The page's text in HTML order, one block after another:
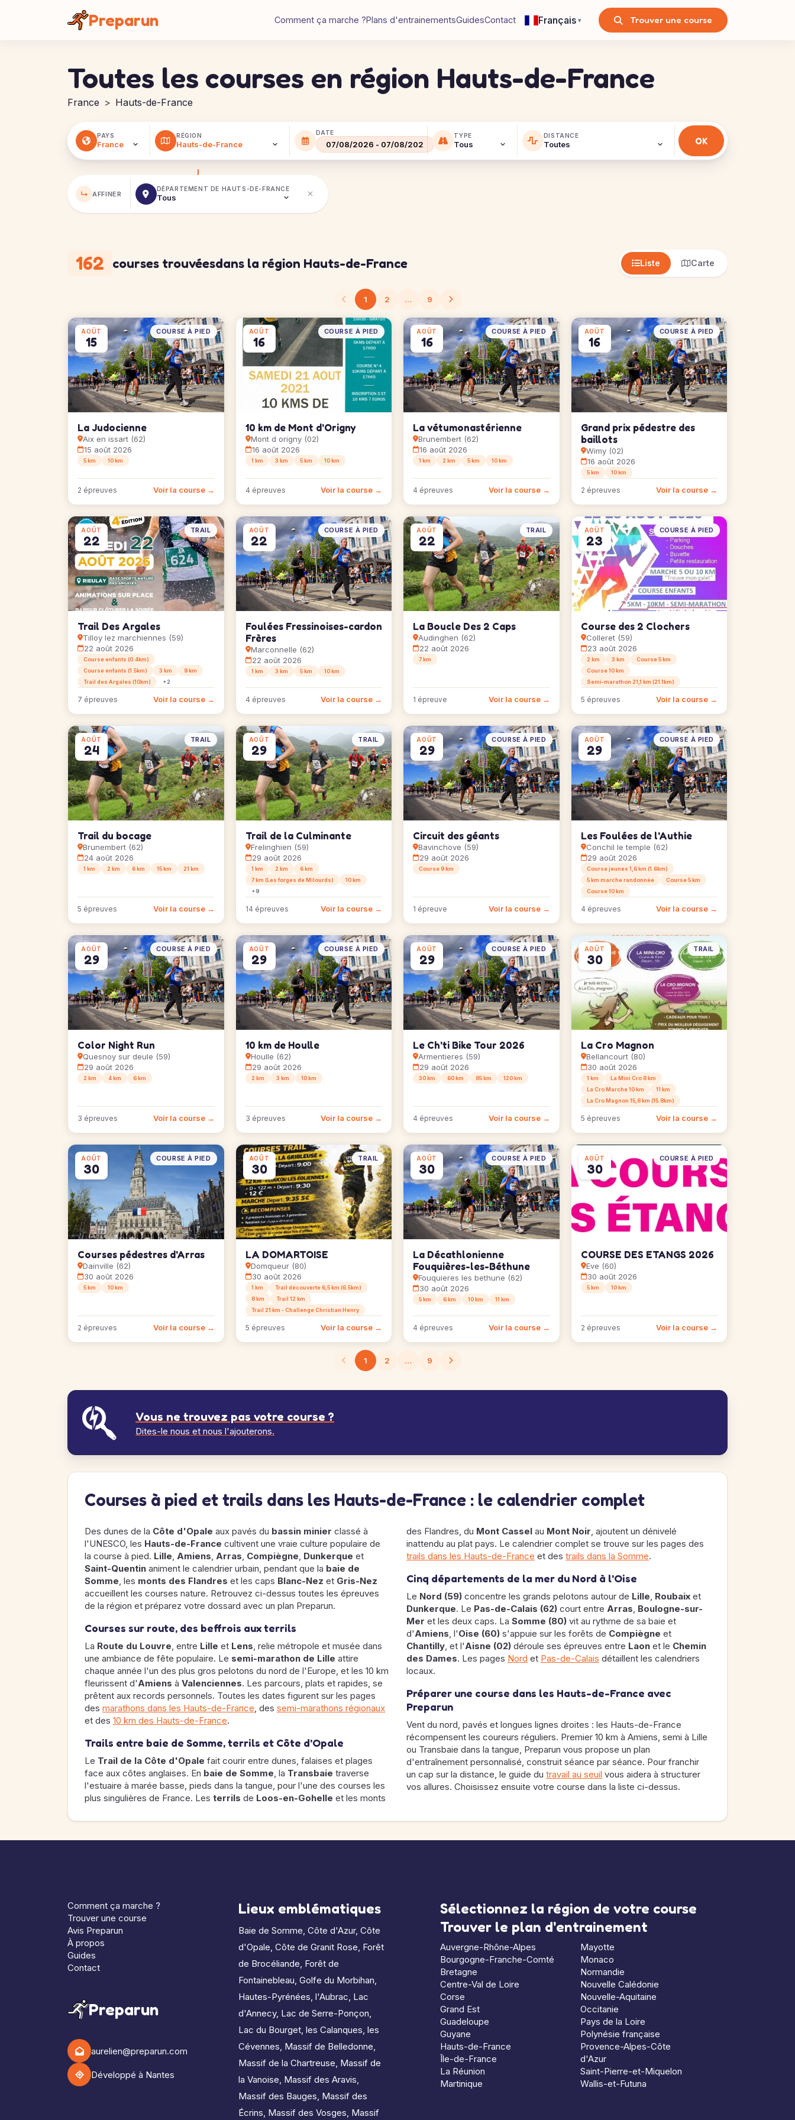
Preparun Comment ça marche ?Plans d'entrainementsGuidesContact Français ▾ Trouver une course
Toutes les courses en région Hauts-de-France
France Hauts-de-France
PAYS RÉGION DATE TYPE DISTANCE
↳ AFFINER
DÉPARTEMENT DE HAUTS-DE-FRANCE
162 courses trouvéesdans la région Hauts-de-France Liste Carte
1 2 … 9
AOÛT
15
COURSE À PIED
La Judocienne
Aix en issart (62)
15 août 2026
5 km 10 km
2 épreuves Voir la course →
AOÛT
16
COURSE À PIED
10 km de Mont d'Origny
Mont d origny (02)
16 août 2026
1 km 3 km 5 km 10 km
4 épreuves Voir la course →
AOÛT
16
COURSE À PIED
La vétumonastérienne
Brunembert (62)
16 août 2026
1 km 2 km 5 km 10 km
4 épreuves Voir la course →
AOÛT
16
COURSE À PIED
Grand prix pédestre des
baillots
Wimy (02)
16 août 2026
5 km 10 km
2 épreuves Voir la course →
AOÛT
22
TRAIL
Trail Des Argales
Tilloy lez marchiennes (59)
22 août 2026
Course enfants (0.4km)
Course enfants (1.5km)
3 km
9 km
Trail des Argales (10km)
+2
7 épreuves Voir la course →
AOÛT
22
COURSE À PIED
Foulées Fressinoises-cardon
Frères
Marconnelle (62)
22 août 2026
1 km 3 km 5 km 10 km
4 épreuves Voir la course →
AOÛT
22
TRAIL
La Boucle Des 2 Caps
Audinghen (62)
22 août 2026
7 km
1 épreuve Voir la course →
AOÛT
23
COURSE À PIED
Course des 2 Clochers
Colleret (59)
23 août 2026
2 km 3 km
Course 5 km
Course 10 km
Semi-marathon 21,1 km (21.1km)
5 épreuves Voir la course →
AOÛT
24
TRAIL
Trail du bocage
Brunembert (62)
24 août 2026
1 km 2 km 6 km 15 km 21 km
5 épreuves Voir la course →
AOÛT
29
TRAIL
Trail de la Culminante
Frelinghien (59)
29 août 2026
1 km 2 km
6 km
7 km (Les forges de Milourds)
10 km
+9
14 épreuves Voir la course →
AOÛT
29
COURSE À PIED
Circuit des géants
Bavinchove (59)
29 août 2026
Course 9 km
1 épreuve Voir la course →
AOÛT
29
COURSE À PIED
Les Foulées de l'Authie
Conchil le temple (62)
29 août 2026
Course jeunes 1,6 km (1.6km)
5 km marche randonnée
Course 5 km
Course 10 km
4 épreuves Voir la course →
AOÛT
29
COURSE À PIED
Color Night Run
Quesnoy sur deule (59)
29 août 2026
2 km 4 km 6 km
3 épreuves Voir la course →
AOÛT
29
COURSE À PIED
10 km de Houlle
Houlle (62)
29 août 2026
2 km 3 km 10 km
3 épreuves Voir la course →
AOÛT
29
COURSE À PIED
Le Ch'ti Bike Tour 2026
Armentieres (59)
29 août 2026
30 km 60 km 85 km 120 km
4 épreuves Voir la course →
AOÛT
30
TRAIL
La Cro Magnon
Bellancourt (80)
30 août 2026
1 km
La Mini Cro 8 km
La Cro Marche 10 km
11 km
La Cro Magnon 15,8 km (15.8km)
5 épreuves Voir la course →
AOÛT
30
COURSE À PIED
Courses pédestres d'Arras
Dainville (62)
30 août 2026
5 km 10 km
2 épreuves Voir la course →
AOÛT
30
TRAIL
LA DOMARTOISE
Domqueur (80)
30 août 2026
1 km
Trail découverte 6,5 km (6.5km)
8 km
Trail 12 km
Trail 21 km - Challenge Christian Henry
5 épreuves Voir la course →
AOÛT
30
COURSE À PIED
La Décathlonienne
Fouquières-les-Béthune
Fouquieres les bethune (62)
30 août 2026
5 km 6 km 10 km 11 km
4 épreuves Voir la course →
AOÛT
30
COURSE À PIED
COURSE DES ETANGS 2026
Eve (60)
30 août 2026
5 km 10 km
2 épreuves Voir la course →
1 2 … 9
Vous ne trouvez pas votre course ?
Dites-le nous et nous l'ajouterons.
Courses à pied et trails dans les Hauts-de-France : le calendrier complet
Des dunes de la Côte d'Opale aux pavés du bassin minier classé à
l'UNESCO, les Hauts-de-France cultivent une vraie culture populaire de
la course à pied. Lille, Amiens, Arras, Compiègne, Dunkerque et
Saint-Quentin animent le calendrier urbain, pendant que la baie de
Somme, les monts des Flandres et les caps Blanc-Nez et Gris-Nez
accueillent les courses nature. Retrouvez ci-dessus toutes les épreuves
de la région et préparez votre dossard avec un plan Preparun.
Courses sur route, des beffrois aux terrils
La Route du Louvre, entre Lille et Lens, relie métropole et musée dans
une ambiance de fête populaire. Le semi-marathon de Lille attire
chaque année l'un des plus gros pelotons du nord de l'Europe, et les 10 km
fleurissent d'Amiens à Valenciennes. Les parcours, plats et rapides, se
prêtent aux records personnels. Toutes les dates figurent sur les pages
des marathons dans les Hauts-de-France, des semi-marathons régionaux
et des 10 km des Hauts-de-France.
Trails entre baie de Somme, terrils et Côte d'Opale
Le Trail de la Côte d'Opale fait courir entre dunes, falaises et plages
face aux côtes anglaises. En baie de Somme, la Transbaie traverse
l'estuaire à marée basse, pieds dans la tangue, pour l'une des courses les
plus singulières de France. Les terrils de Loos-en-Gohelle et les monts
des Flandres, du Mont Cassel au Mont Noir, ajoutent un dénivelé
inattendu au plat pays. Le calendrier complet se trouve sur les pages des
trails dans les Hauts-de-France et des trails dans la Somme.
Cinq départements de la mer du Nord à l'Oise
Le Nord (59) concentre les grands pelotons autour de Lille, Roubaix et
Dunkerque. Le Pas-de-Calais (62) court entre Arras, Boulogne-sur-
Mer et les deux caps. La Somme (80) vit au rythme de sa baie et
d'Amiens, l'Oise (60) s'appuie sur les forêts de Compiègne et
Chantilly, et l'Aisne (02) déroule ses épreuves entre Laon et le Chemin
des Dames. Les pages Nord et Pas-de-Calais détaillent les calendriers
locaux.
Préparer une course dans les Hauts-de-France avec
Preparun
Vent du nord, pavés et longues lignes droites : les Hauts-de-France
récompensent les coureurs réguliers. Premier 10 km à Amiens, semi à Lille
ou Transbaie dans la tangue, Preparun vous propose un plan
d'entraînement personnalisé, construit séance par séance. Pour franchir
un cap sur la distance, le guide du travail au seuil vous aidera à structurer
vos allures. Choisissez ensuite votre course dans la liste ci-dessus.
Comment ça marche ?
Trouver une course
Avis Preparun
À propos
Guides
Contact
Preparun
aurelien@preparun.com
Développé à Nantes
Lieux emblématiques
Baie de Somme, Côte d'Azur, Côte
d'Opale, Côte de Granit Rose, Forêt
de Brocéliande, Forêt de
Fontainebleau, Golfe du Morbihan,
Hautes-Pyrénées, l'Aubrac, Lac
d'Annecy, Lac de Serre-Ponçon,
Lac du Bourget, les Calanques, les
Cévennes, Massif de Belledonne,
Massif de la Chartreuse, Massif de
la Vanoise, Massif des Aravis,
Massif des Bauges, Massif des
Écrins, Massif des Vosges, Massif
Sélectionnez la région de votre course
Trouver le plan d'entrainement
Auvergne-Rhône-Alpes
Bourgogne-Franche-Comté
Bretagne
Centre-Val de Loire
Corse
Grand Est
Guadeloupe
Guyane
Hauts-de-France
Île-de-France
La Réunion
Martinique
Mayotte
Monaco
Normandie
Nouvelle Calédonie
Nouvelle-Aquitaine
Occitanie
Pays de la Loire
Polynésie française
Provence-Alpes-Côte
d'Azur
Saint-Pierre-et-Miquelon
Wallis-et-Futuna